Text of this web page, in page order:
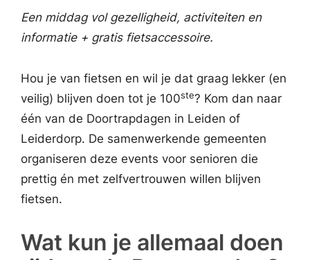
Een middag vol gezelligheid, activiteiten en
informatie + gratis fietsaccessoire.
Hou je van fietsen en wil je dat graag lekker (en
veilig) blijven doen tot je 100ste? Kom dan naar
één van de Doortrapdagen in Leiden of
Leiderdorp. De samenwerkende gemeenten
organiseren deze events voor senioren die
prettig én met zelfvertrouwen willen blijven
fietsen.
Wat kun je allemaal doen